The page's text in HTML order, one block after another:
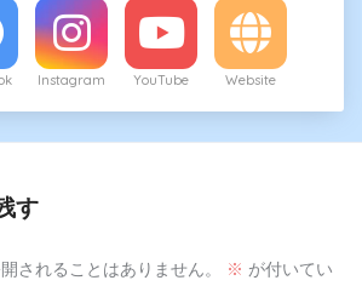
Instagram YouTube Website
す
されることはありません。 ※ が付いてい